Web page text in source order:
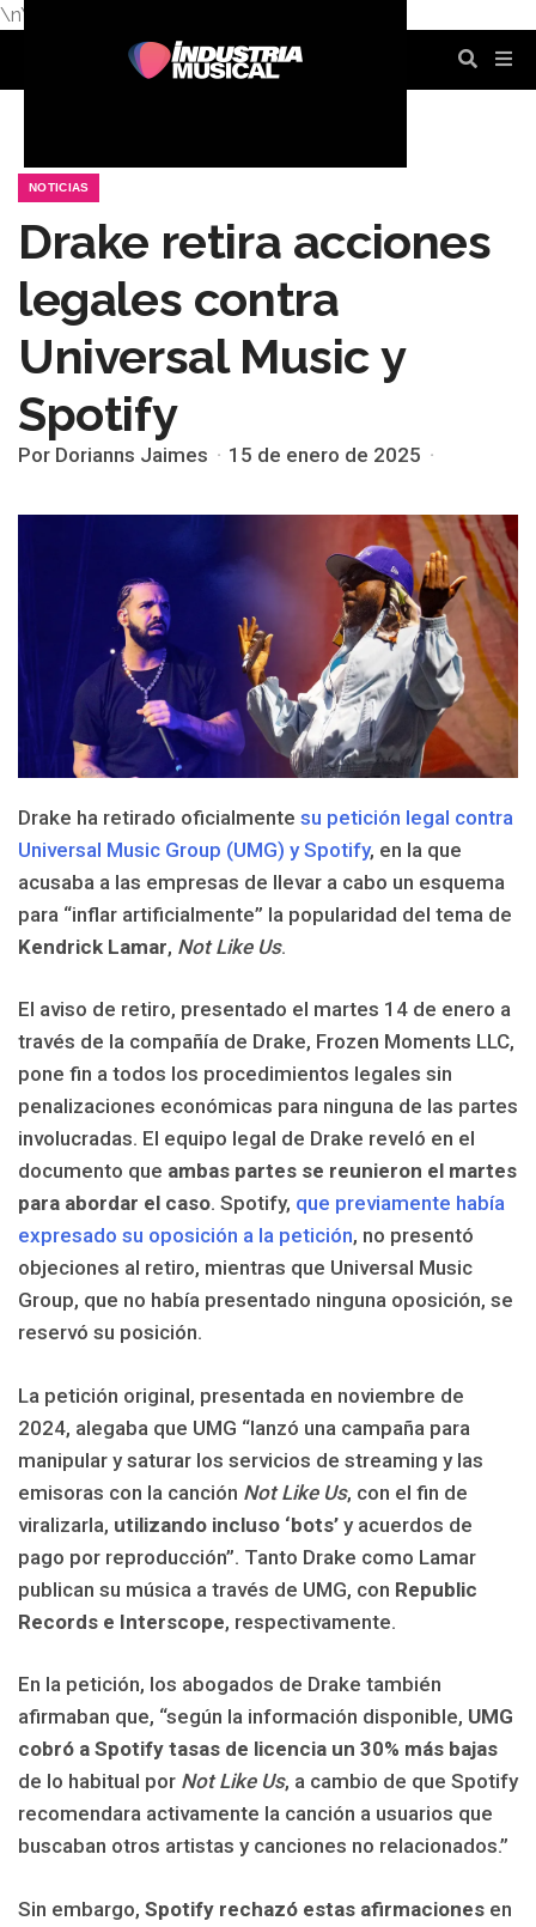
\n\n
NOTICIAS
Drake retira acciones
legales contra
Universal Music y
Spotify
Por Dorianns Jaimes 15 de enero de 2025
Drake ha retirado oficialmente su petición legal contra
Universal Music Group (UMG) y Spotify, en la que
acusaba a las empresas de llevar a cabo un esquema
para “inflar artificialmente” la popularidad del tema de
Kendrick Lamar, Not Like Us.
El aviso de retiro, presentado el martes 14 de enero a
través de la compañía de Drake, Frozen Moments LLC,
pone fin a todos los procedimientos legales sin
penalizaciones económicas para ninguna de las partes
involucradas. El equipo legal de Drake reveló en el
documento que ambas partes se reunieron el martes
para abordar el caso. Spotify, que previamente había
expresado su oposición a la petición, no presentó
objeciones al retiro, mientras que Universal Music
Group, que no había presentado ninguna oposición, se
reservó su posición.
La petición original, presentada en noviembre de
2024, alegaba que UMG “lanzó una campaña para
manipular y saturar los servicios de streaming y las
emisoras con la canción Not Like Us, con el fin de
viralizarla, utilizando incluso ‘bots’ y acuerdos de
pago por reproducción”. Tanto Drake como Lamar
publican su música a través de UMG, con Republic
Records e Interscope, respectivamente.
En la petición, los abogados de Drake también
afirmaban que, “según la información disponible, UMG
cobró a Spotify tasas de licencia un 30% más bajas
de lo habitual por Not Like Us, a cambio de que Spotify
recomendara activamente la canción a usuarios que
buscaban otros artistas y canciones no relacionados.”
Sin embargo, Spotify rechazó estas afirmaciones en